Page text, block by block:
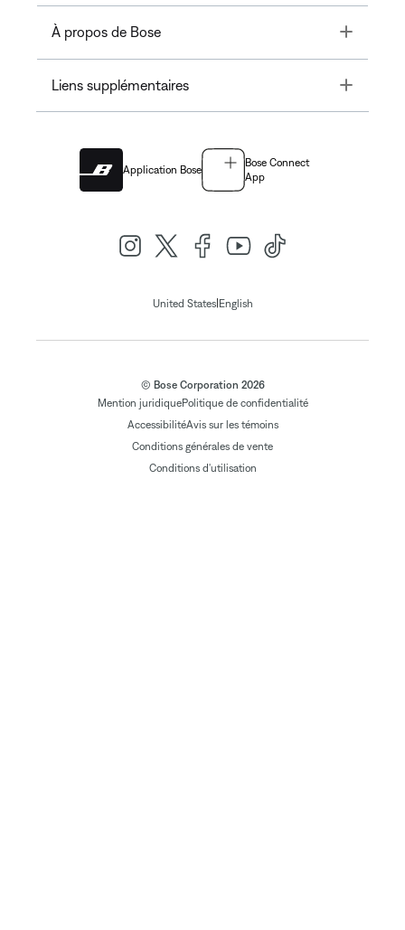
À propos de Bose Toggle
Liens supplémentaires Toggle
Application Bose
Bose Connect
App
United States| English
© Bose Corporation 2026
Mention juridiquePolitique de confidentialité
AccessibilitéAvis sur les témoins
Conditions générales de vente
Conditions d'utilisation